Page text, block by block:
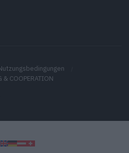
& COOPERATION